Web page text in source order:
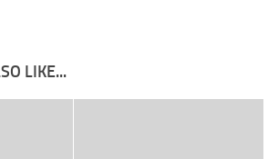
LIKE...